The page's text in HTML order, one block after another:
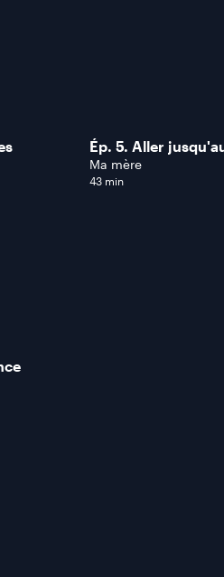
Ép. 5. Aller
Ma mère
43 min